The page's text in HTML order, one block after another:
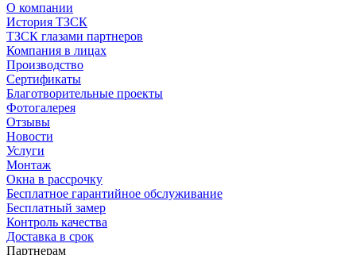
О компании
История ТЗСК
ТЗСК глазами партнеров
Компания в лицах
Производство
Сертификаты
Благотворительные проекты
Фотогалерея
Отзывы
Новости
Услуги
Монтаж
Окна в рассрочку
Бесплатное гарантийное обслуживание
Бесплатный замер
Контроль качества
Доставка в срок
Партнерам